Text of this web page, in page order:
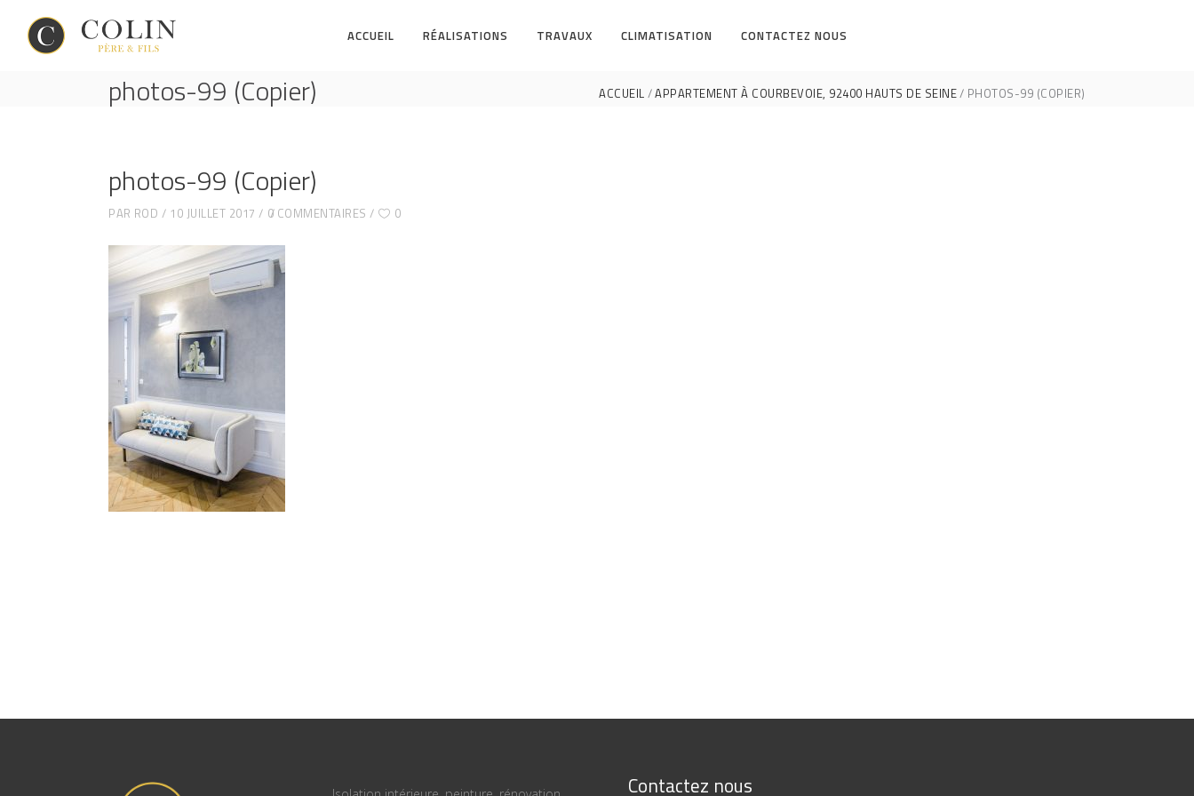
ACCUEIL RÉALISATIONS TRAVAUX CLIMATISATION CONTACTEZ NOUS
photos-99 (Copier) ACCUEIL APPARTEMENT À COURBEVOIE, 92400 HAUTS DE SEINE PHOTOS-99 (COPIER)
photos-99 (Copier)
PAR ROD 10 JUILLET 2017 0 COMMENTAIRES 0
Contactez nous